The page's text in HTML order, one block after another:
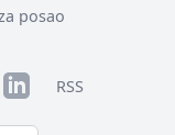
posao
LinkedInRSS